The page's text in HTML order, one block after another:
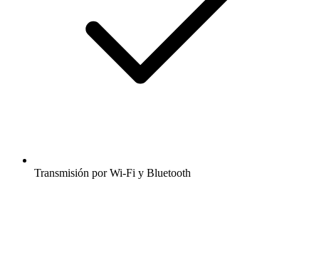
Transmisión por Wi-Fi y Bluetooth